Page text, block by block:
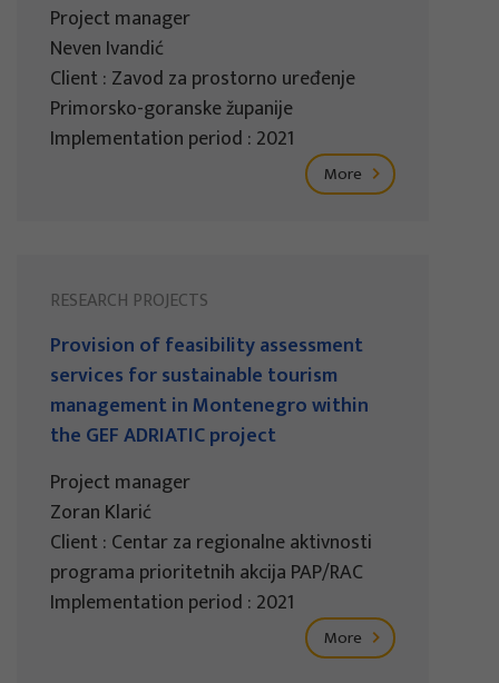
Project manager
Neven Ivandić
Client : Zavod za prostorno uređenje
Primorsko-goranske županije
Implementation period : 2021
More
RESEARCH PROJECTS
Provision of feasibility assessment
services for sustainable tourism
management in Montenegro within
the GEF ADRIATIC project
Project manager
Zoran Klarić
Client : Centar za regionalne aktivnosti
programa prioritetnih akcija PAP/RAC
Implementation period : 2021
More